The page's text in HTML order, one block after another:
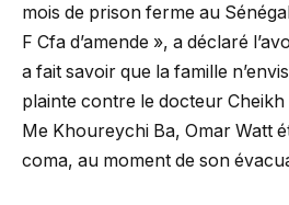
mois de prison ferme au
F Cfa d’amende », a déclaré
a fait savoir que la famille
plainte contre le docteur Cheikh
Me Khoureychi Ba, Omar Watt
coma, au moment de son